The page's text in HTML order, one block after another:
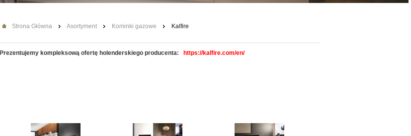
Strona Główna Asortyment Kominki gazowe Kalfire
Pre­zen­tu­je­my kom­plek­so­wą ofer­tę ho­len­der­skie­go pro­du­cen­ta: https://kalfire.com/en/